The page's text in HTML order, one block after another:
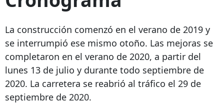
La construcción comenzó en el verano de 2019 y
se interrumpió ese mismo otoño. Las mejoras se
completaron en el verano de 2020, a partir del
lunes 13 de julio y durante todo septiembre de
2020. La carretera se reabrió al tráfico el 29 de
septiembre de 2020.